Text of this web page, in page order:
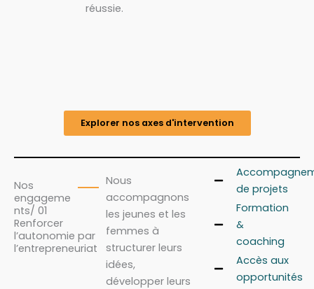
réussie.
Explorer nos axes d'intervention
Nos
engageme
nts/ 01
Renforcer
l’autonomie par
l’entrepreneuriat
Nous
accompagnons
les jeunes et les
femmes à
structurer leurs
idées,
développer leurs
de projets
Formation
&
coaching
Accès aux
opportunités